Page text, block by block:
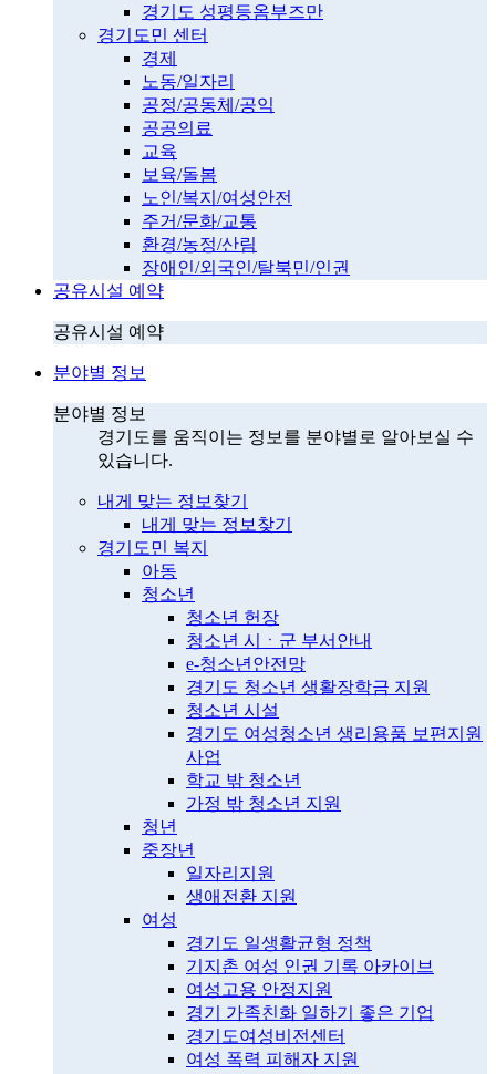
경기도 성평등옴부즈만
경기도민 센터
경제
노동/일자리
공정/공동체/공익
공공의료
교육
보육/돌봄
노인/복지/여성안전
주거/문화/교통
환경/농정/산림
장애인/외국인/탈북민/인권
공유시설 예약
공유시설 예약
분야별 정보
분야별 정보
경기도를 움직이는 정보를 분야별로 알아보실 수
있습니다.
내게 맞는 정보찾기
내게 맞는 정보찾기
경기도민 복지
아동
청소년
청소년 헌장
청소년 시ㆍ군 부서안내
e-청소년안전망
경기도 청소년 생활장학금 지원
청소년 시설
경기도 여성청소년 생리용품 보편지원
사업
학교 밖 청소년
가정 밖 청소년 지원
청년
중장년
일자리지원
생애전환 지원
여성
경기도 일생활균형 정책
기지촌 여성 인권 기록 아카이브
여성고용 안정지원
경기 가족친화 일하기 좋은 기업
경기도여성비전센터
여성 폭력 피해자 지원